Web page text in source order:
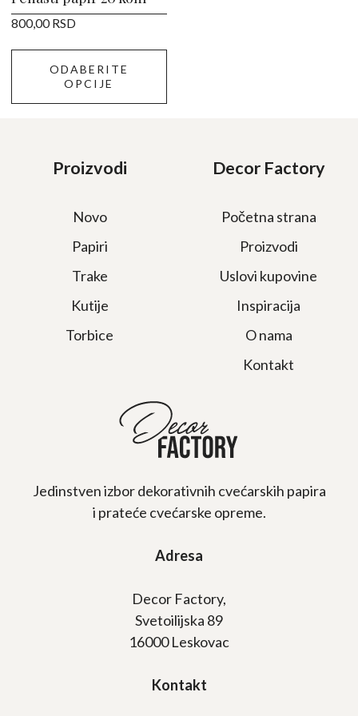
800,00 RSD
ODABERITE
OPCIJE
na
Proizvodi
Novo
Papiri
Trake
Kutije
Torbice
Decor Factory
Početna strana
Proizvodi
Uslovi kupovine
Inspiracija
O nama
Kontakt
Jedinstven izbor dekorativnih cvećarskih papira
i prateće cvećarske opreme.
Adresa
Decor Factory,
Svetoilijska 89
16000 Leskovac
Kontakt